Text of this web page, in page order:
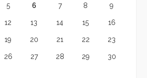
5 6 7 8 9
12 13 14 15 16
19 20 21 22 23
26 27 28 29 30